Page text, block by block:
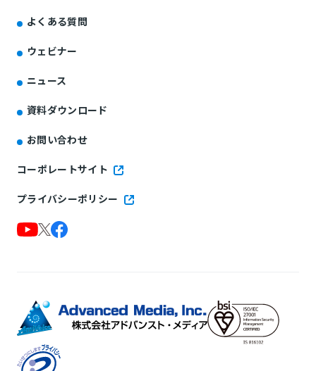
よくある質問
ウェビナー
ニュース
資料ダウンロード
お問い合わせ
コーポレートサイト
プライバシーポリシー